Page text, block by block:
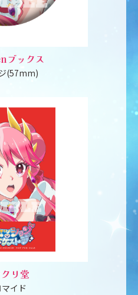
ブックス
(57mm)
リ堂
イド